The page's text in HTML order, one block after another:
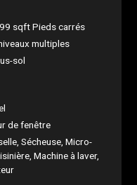
sqft Pieds carrés
multiples
sol
de fenêtre
Sécheuse, Micro-
Machine à laver,